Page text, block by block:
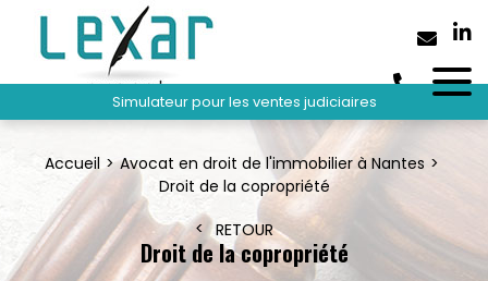
Simulateur pour les ventes judiciaires
Accueil
Avocat en droit de l'immobilier à Nantes
Droit de la copropriété
RETOUR
Droit de la copropriété